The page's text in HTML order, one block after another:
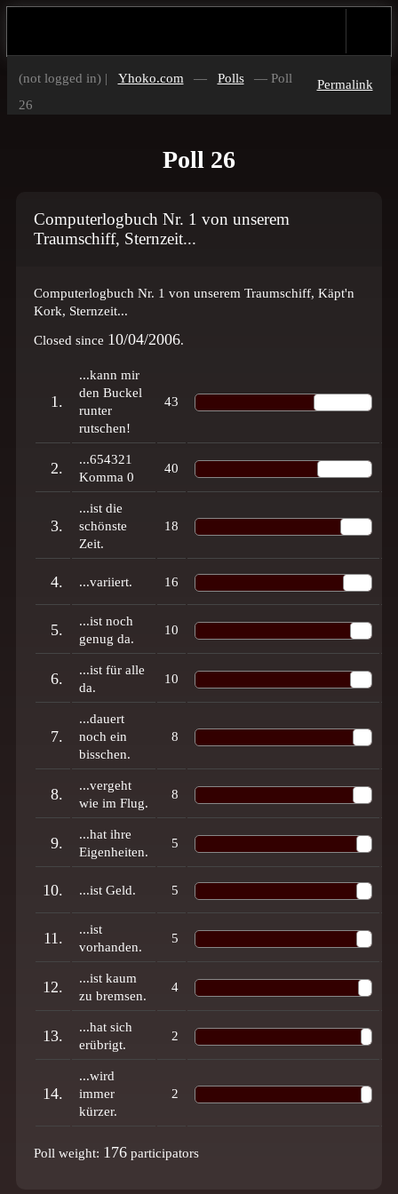
(not logged in) | Yhoko.com — Polls
— Poll
26
Permalink
Poll 26
Computerlogbuch Nr. 1 von unserem
Traumschiff, Sternzeit...
Computerlogbuch Nr. 1 von unserem Traumschiff, Käpt'n
Kork, Sternzeit...
Closed since 10/04/2006.
1.
...kann mir
den Buckel
runter
rutschen!
43
2.
...654321
Komma 0
40
3.
...ist die
schönste
Zeit.
18
4. ...variiert. 16
5.
...ist noch
genug da.
10
6.
...ist für alle
da.
10
7.
...dauert
noch ein
bisschen.
8
8.
...vergeht
wie im Flug.
8
9.
...hat ihre
Eigenheiten.
5
10. ...ist Geld. 5
11.
...ist
vorhanden.
5
12.
...ist kaum
zu bremsen.
4
13.
...hat sich
erübrigt.
2
14.
...wird
immer
kürzer.
2
Poll weight: 176 participators